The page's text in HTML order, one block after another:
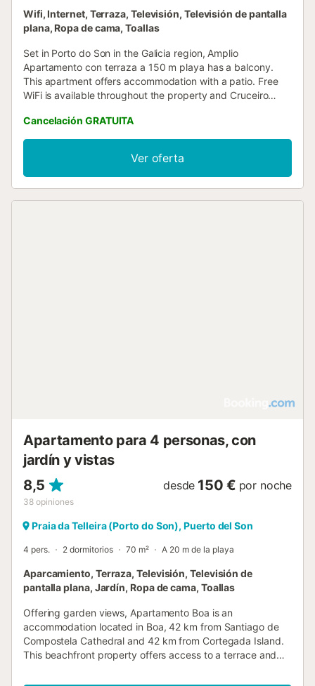
Wifi, Internet, Terraza, Televisión, Televisión de pantalla
plana, Ropa de cama, Toallas
Set in Porto do Son in the Galicia region, Amplio
Apartamento con terraza a 150 m playa has a balcony.
This apartment offers accommodation with a patio. Free
WiFi is available throughout the property and Cruceiro
Cancelación GRATUITA
Ver oferta
Apartamento para 4 personas, con
jardín y vistas
8,5
38 opiniones
desde 150 € por noche
Praia da Telleira (Porto do Son), Puerto del Son
4 pers. 2 dormitorios 70 m² A 20 m de la playa
Aparcamiento, Terraza, Televisión, Televisión de
pantalla plana, Jardín, Ropa de cama, Toallas
Offering garden views, Apartamento Boa is an
accommodation located in Boa, 42 km from Santiago de
Compostela Cathedral and 42 km from Cortegada Island.
This beachfront property offers access to a terrace and